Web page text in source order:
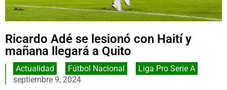
Ricardo Adé se lesionó con Haití y
mañana llegará a Quito
Actualidad Fútbol Nacional
Liga Pro Serie A
septiembre 9, 2024